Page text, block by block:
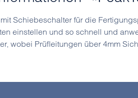
Schiebeschalter für die
einstellen und so schnell und
wobei Prüfleitungen über 4mm